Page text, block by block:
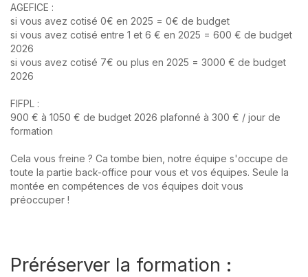
AGEFICE :
si vous avez cotisé 0€ en 2025 = 0€ de budget
si vous avez cotisé entre 1 et 6 € en 2025 = 600 € de budget
2026
si vous avez cotisé 7€ ou plus en 2025 = 3000 € de budget
2026
FIFPL :
900 € à 1050 € de budget 2026 plafonné à 300 € / jour de
formation
Cela vous freine ? Ca tombe bien, notre équipe s'occupe de
toute la partie back-office pour vous et vos équipes. Seule la
montée en compétences de vos équipes doit vous
préoccuper !
Préréserver la formation :